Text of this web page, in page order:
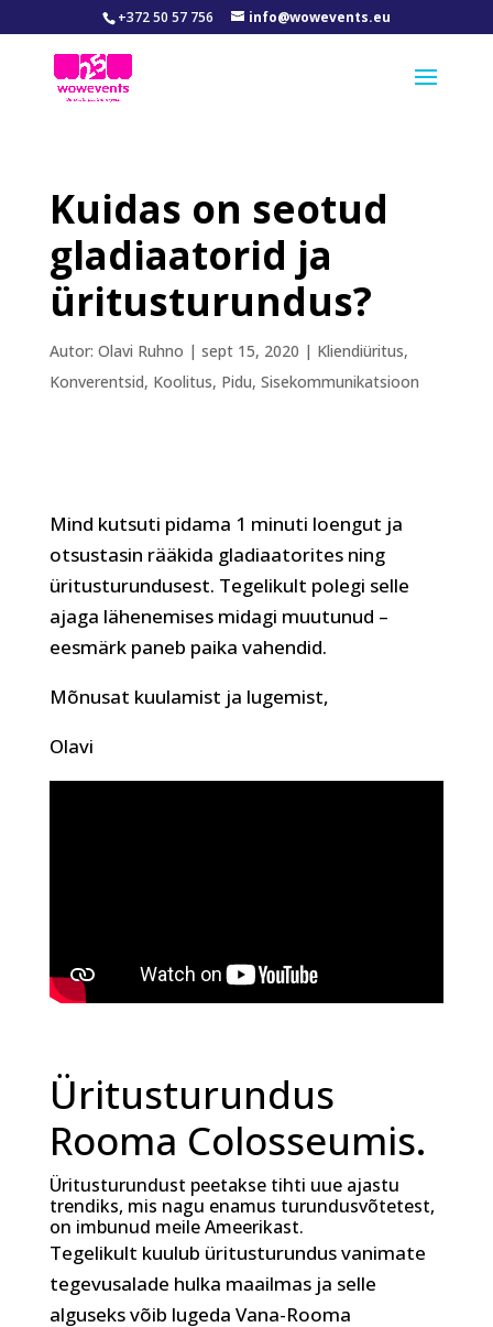
+372 50 57 756 info@wowevents.eu
Kuidas on seotud
gladiaatorid ja
üritusturundus?
Autor: Olavi Ruhno | sept 15, 2020 | Kliendiüritus,
Konverentsid, Koolitus, Pidu, Sisekommunikatsioon
Mind kutsuti pidama 1 minuti loengut ja
otsustasin rääkida gladiaatorites ning
üritusturundusest. Tegelikult polegi selle
ajaga lähenemises midagi muutunud –
eesmärk paneb paika vahendid.
Mõnusat kuulamist ja lugemist,
Olavi
Üritusturundus
Rooma Colosseumis.
Üritusturundust peetakse tihti uue ajastu
trendiks, mis nagu enamus turundusvõtetest,
on imbunud meile Ameerikast.
Tegelikult kuulub üritusturundus vanimate
tegevusalade hulka maailmas ja selle
alguseks võib lugeda Vana-Rooma